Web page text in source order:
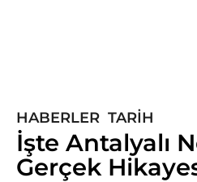
ö
c
HABERLER ,TARIH
İşte Antalyalı
Gerçek